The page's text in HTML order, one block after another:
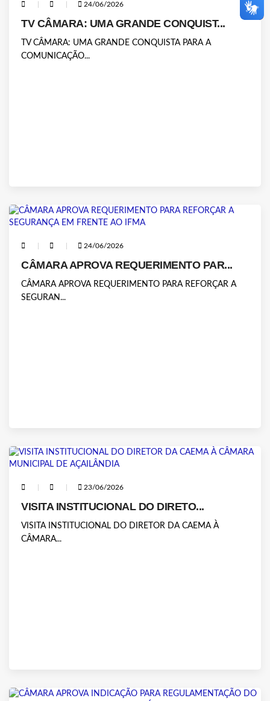
24/06/2026
TV CÂMARA: UMA GRANDE CONQUIST...
TV CÂMARA: UMA GRANDE CONQUISTA PARA A
COMUNICAÇÃO...
24/06/2026
CÂMARA APROVA REQUERIMENTO PAR...
CÂMARA APROVA REQUERIMENTO PARA REFORÇAR A
SEGURAN...
23/06/2026
VISITA INSTITUCIONAL DO DIRETO...
VISITA INSTITUCIONAL DO DIRETOR DA CAEMA À
CÂMARA...